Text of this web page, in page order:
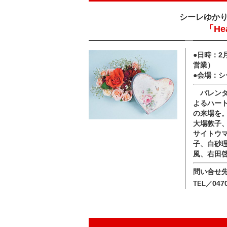
シーレゆか
「
●日時：2
営業）
●会場：
バレン
よるハー
の来場を
大場敦子
サイトウ
子、白砂
風、右田
問い合せ
TEL／